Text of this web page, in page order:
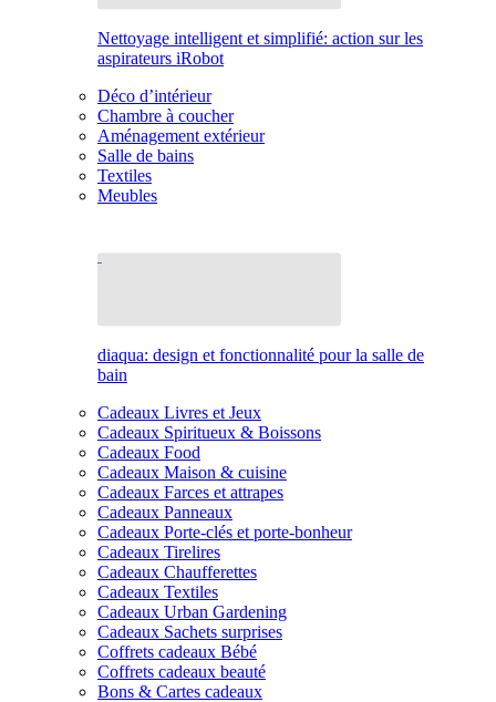
Nettoyage intelligent et simplifié: action sur les
aspirateurs iRobot
Déco d’intérieur
Chambre à coucher
Aménagement extérieur
Salle de bains
Textiles
Meubles
diaqua: design et fonctionnalité pour la salle de
bain
Cadeaux Livres et Jeux
Cadeaux Spiritueux & Boissons
Cadeaux Food
Cadeaux Maison & cuisine
Cadeaux Farces et attrapes
Cadeaux Panneaux
Cadeaux Porte-clés et porte-bonheur
Cadeaux Tirelires
Cadeaux Chaufferettes
Cadeaux Textiles
Cadeaux Urban Gardening
Cadeaux Sachets surprises
Coffrets cadeaux Bébé
Coffrets cadeaux beauté
Bons & Cartes cadeaux